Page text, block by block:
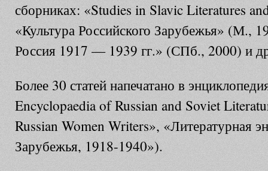
сборниках: «Studies in Slavic Literatures
«Культура Российского Зарубежья» (М.,
Россия 1917 — 1939 гг.» (СПб., 2000) и
Более 30 статей напечатано в
Encyclopaedia of Russian and Soviet
Russian Women Writers», «Литературная
Зарубежья, 1918-1940»).